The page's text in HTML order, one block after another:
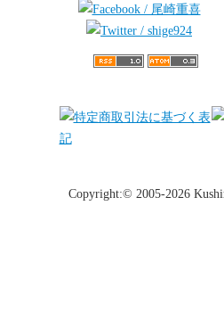
Copyright:© 2005-2026